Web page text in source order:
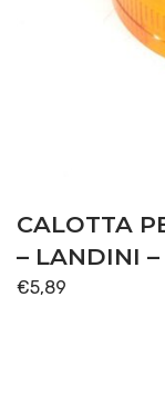
CALOTTA
– LANDINI –
€5,89